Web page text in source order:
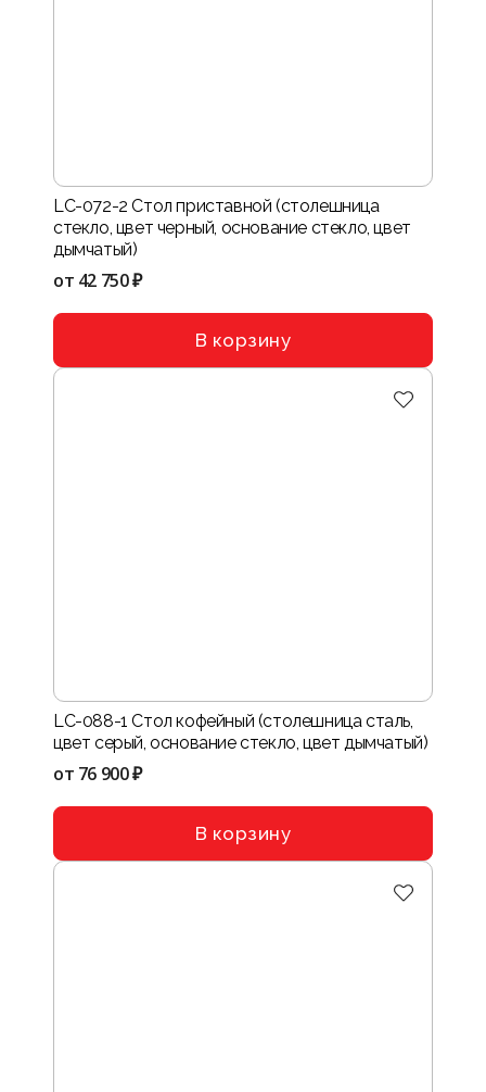
LC-072-2 Стол приставной (столешница
стекло, цвет черный, основание стекло, цвет
дымчатый)
от 42 750 ₽
В корзину
LC-088-1 Стол кофейный (столешница сталь,
цвет серый, основание стекло, цвет дымчатый)
от 76 900 ₽
В корзину